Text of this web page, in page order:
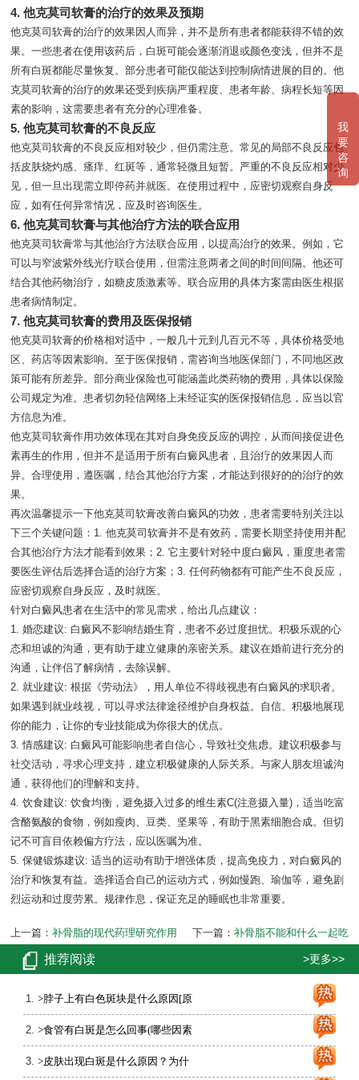
4. 他克莫司软膏的治疗的效果及预期
他克莫司软膏的治疗的效果因人而异，并不是所有患者都能获得不错的效
果。一些患者在使用该药后，白斑可能会逐渐消退或颜色变浅，但并不是
所有白斑都能尽量恢复。部分患者可能仅能达到控制病情进展的目的。他
克莫司软膏的治疗的效果还受到疾病严重程度、患者年龄、病程长短等因
素的影响，这需要患者有充分的心理准备。
5. 他克莫司软膏的不良反应
他克莫司软膏的不良反应相对较少，但仍需注意。常见的局部不良反应包
括皮肤烧灼感、瘙痒、红斑等，通常轻微且短暂。严重的不良反应相对少
见，但一旦出现需立即停药并就医。在使用过程中，应密切观察自身反
应，如有任何异常情况，应及时咨询医生。
6. 他克莫司软膏与其他治疗方法的联合应用
他克莫司软膏常与其他治疗方法联合应用，以提高治疗的效果。例如，它
可以与窄波紫外线光疗联合使用，但需注意两者之间的时间间隔。他还可
结合其他药物治疗，如糖皮质激素等。联合应用的具体方案需由医生根据
患者病情制定。
7. 他克莫司软膏的费用及医保报销
他克莫司软膏的价格相对适中，一般几十元到几百元不等，具体价格受地
区、药店等因素影响。至于医保报销，需咨询当地医保部门，不同地区政
策可能有所差异。部分商业保险也可能涵盖此类药物的费用，具体以保险
公司规定为准。患者切勿轻信网络上未经证实的医保报销信息，应当以官
方信息为准。
他克莫司软膏作用功效体现在其对自身免疫反应的调控，从而间接促进色
素再生的作用，但并不是适用于所有白癜风患者，且治疗的效果因人而
异。合理使用，遵医嘱，结合其他治疗方案，才能达到很好的的治疗的效
果。
再次温馨提示一下他克莫司软膏改善白癜风的功效，患者需要特别关注以
下三个关键问题：1. 他克莫司软膏并不是有效药，需要长期坚持使用并配
合其他治疗方法才能看到效果；2. 它主要针对轻中度白癜风，重度患者需
要医生评估后选择合适的治疗方案；3. 任何药物都有可能产生不良反应，
应密切观察自身反应，及时就医。
针对白癜风患者在生活中的常见需求，给出几点建议：
1. 婚恋建议: 白癜风不影响结婚生育，患者不必过度担忧。积极乐观的心
态和坦诚的沟通，更有助于建立健康的亲密关系。建议在婚前进行充分的
沟通，让伴侣了解病情，去除误解。
2. 就业建议: 根据《劳动法》，用人单位不得歧视患有白癜风的求职者。
如果遇到就业歧视，可以寻求法律途径维护自身权益。自信、积极地展现
你的能力，让你的专业技能成为你很大的优点。
3. 情感建议: 白癜风可能影响患者自信心，导致社交焦虑。建议积极参与
社交活动，寻求心理支持，建立积极健康的人际关系。与家人朋友坦诚沟
通，获得他们的理解和支持。
4. 饮食建议: 饮食均衡，避免摄入过多的维生素C(注意摄入量)，适当吃富
含酪氨酸的食物，例如瘦肉、豆类、坚果等，有助于黑素细胞合成。但切
记不可盲目依赖偏方疗法，应以医嘱为准。
5. 保健锻炼建议: 适当的运动有助于增强体质，提高免疫力，对白癜风的
治疗和恢复有益。选择适合自己的运动方式，例如慢跑、瑜伽等，避免剧
烈运动和过度劳累。规律作息，保证充足的睡眠也非常重要。
上一篇：补骨脂的现代药理研究作用 下一篇： 补骨脂不能和什么一起吃
推荐阅读 >更多>>
>脖子上有白色斑块是什么原因[原
>食管有白斑是怎么回事(哪些因素
>皮肤出现白斑是什么原因？为什
我
要
咨
询